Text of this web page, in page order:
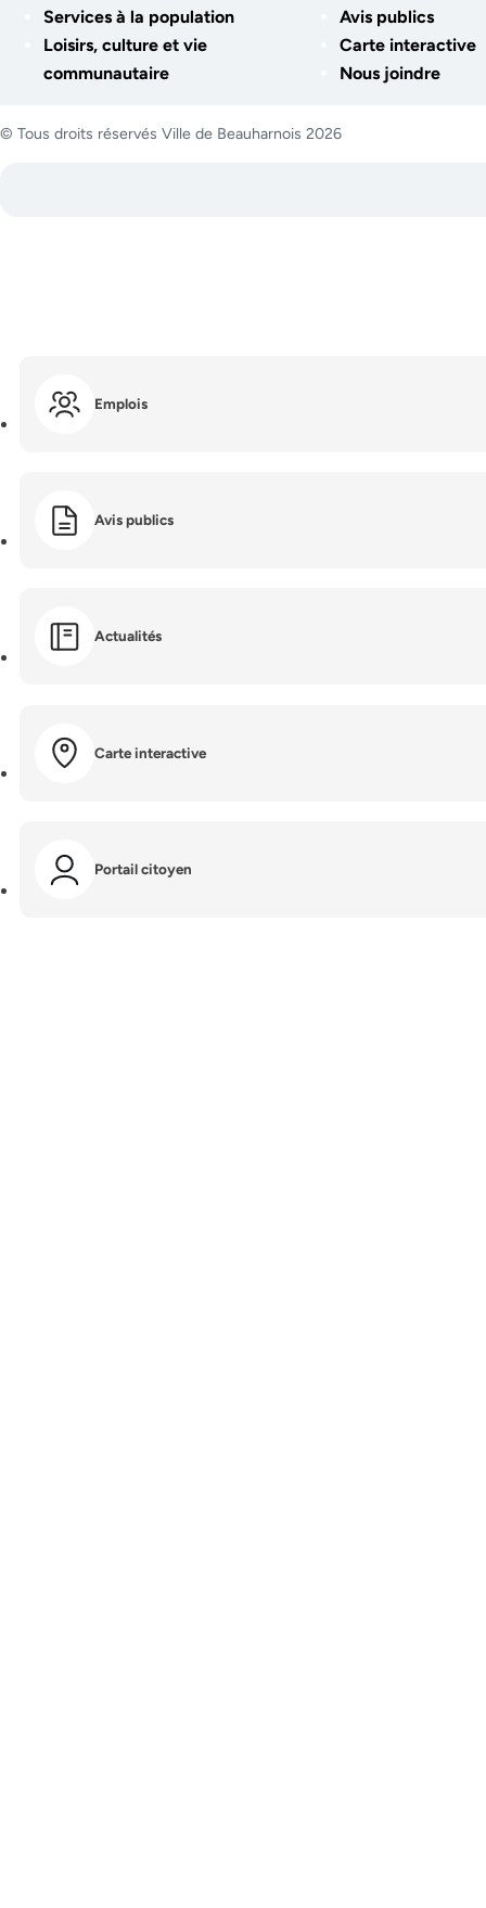
Services à la population
Loisirs, culture et vie
communautaire
Avis publics
Carte interactive
Nous joindre
© Tous droits réservés Ville de Beauharnois 2026
Emplois
Avis publics
Actualités
Carte interactive
Portail citoyen